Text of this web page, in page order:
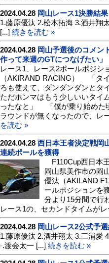
2024.04.28 岡山レース1決勝結果
1.藤原優汰 2.松本拓海 3.酒井翔
[...] 続きを読む »
2024.04.28 岡山予選後のコメ
作って来週のGTにつなげたい」
レース1、レース2ポールポジ
（AKIRAND RACING） 「タ
ろも使えて、ダンダンダンとタ
ただホンマはもう少しいいタイ
ったなと」 「僕が乗り始めた
ラウンドが無くなったので、
を読む »
2024.04.28 西日本王者決定戦
連続ポールを獲得
F110Cup西日本
岡山県美作市の岡
優汰（AKILAND
ールポジションを
分より15分間で行
レース1の、セカンドタイムが
2024.04.28 岡山レース2公式予
1.藤原優汰 2.酒井翔太 3.三浦愛
-.渡会太一 [...] 続きを読む »